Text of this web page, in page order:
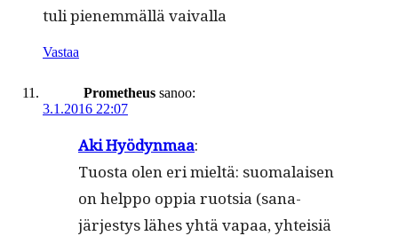
tuli pienem­mäl­lä vaivalla
Vastaa
Prometheus sanoo:
3.1.2016 22:07
Aki Hyö­dyn­maa:
Tuos­ta olen eri mieltä: suo­ma­laisen
on help­po oppia ruot­sia (sana­
järjestys läh­es yhtä vapaa, yhteisiä